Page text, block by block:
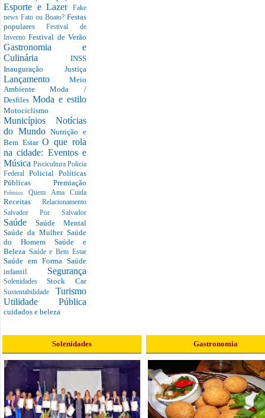
Esporte e Lazer
Fake
news Fato ou Boato? Festas
popularesFestival de
InvernoFestival de Verão
Gastronomia e
Culinária INSS
Inauguração Justiça
Lançamento Meio
AmbienteModa /
Desfiles Moda e estilo
Motociclismo
Municípios Notícias
do MundoNutrição e
Bem EstarO que rola
na cidade: Eventos e
Música Piscicultura Policia
Federal Policial Políticas
Públicas Premiação
PrêmiosQuem Ama Cuida
Receitas Relacionamento
Salvador Por Salvador
Saúde Saúde Mental
Saúde da Mulher Saúde
do Homem Saúde e
Beleza Saúde e Bem Estar
Saúde em Forma Saúde
infantil Segurança
SolenidadesStock Car
Sustentabilidade Turismo
Utilidade Pública
cuidados e beleza
Solenidades Gastronomia